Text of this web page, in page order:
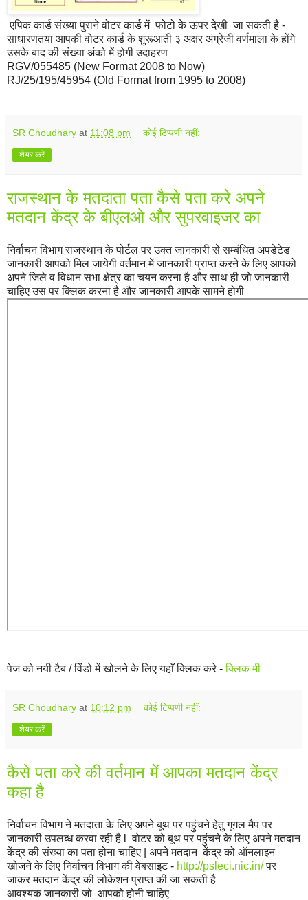
एपिक कार्ड संख्या पुराने वोटर कार्ड में फोटो के ऊपर देखी जा सकती है -
साधारणतया आपकी वोटर कार्ड के शुरूआती ३ अक्षर अंग्रेजी वर्णमाला के होंगे
उसके बाद की संख्या अंको में होगी उदाहरण
RGV/055485 (New Format 2008 to Now)
RJ/25/195/45954 (Old Format from 1995 to 2008)
SR Choudhary at 11:08 pm कोई टिप्पणी नहीं:
शेयर करें
राजस्थान के मतदाता पता कैसे पता करे अपने
मतदान केंद्र के बीएलओ और सुपरवाइजर का
निर्वाचन विभाग राजस्थान के पोर्टल पर उक्त जानकारी से सम्बंधित अपडेटेड
जानकारी आपको मिल जायेगी वर्तमान में जानकारी प्राप्त करने के लिए आपको
अपने जिले व विधान सभा क्षेत्र का चयन करना है और साथ ही जो जानकारी
चाहिए उस पर क्लिक करना है और जानकारी आपके सामने होगी
पेज को नयी टैब / विंडो में खोलने के लिए यहाँ क्लिक करे -क्लिक मी
SR Choudhary at 10:12 pm कोई टिप्पणी नहीं:
शेयर करें
कैसे पता करे की वर्तमान में आपका मतदान केंद्र
कहा है
निर्वाचन विभाग ने मतदाता के लिए अपने बूथ पर पहुंचने हेतु गूगल मैप पर
जानकारी उपलब्ध करवा रही है l वोटर को बूथ पर पहुंचने के लिए अपने मतदान
केंद्र की संख्या का पता होना चाहिए | अपने मतदान केंद्र को ऑनलाइन
खोजने के लिए निर्वाचन विभाग की वेबसाइट - http://psleci.nic.in/पर
जाकर मतदान केंद्र की लोकेशन प्राप्त की जा सकती है
आवश्यक जानकारी जो आपको होनी चाहिए